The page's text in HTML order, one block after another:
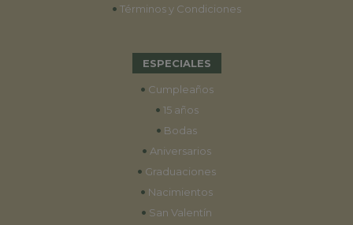
• Términos y Condiciones
ESPECIALES
• Cumpleaños
• 15 años
• Bodas
• Aniversarios
• Graduaciones
• Nacimientos
• San Valentín